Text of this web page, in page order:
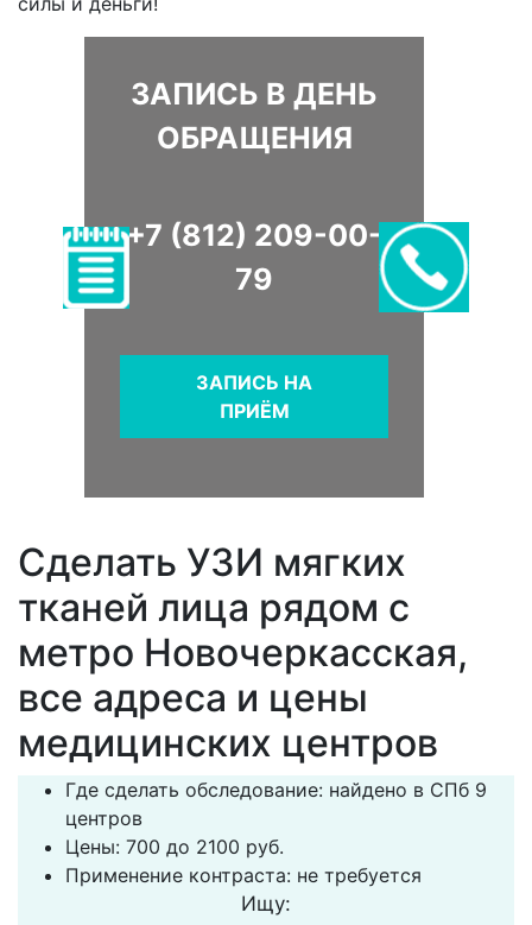
ЗАПИСЬ В ДЕНЬ
ОБРАЩЕНИЯ
+7 (812) 209-00-
79
ЗАПИСЬ НА
ПРИЁМ
Сделать УЗИ мягких
тканей лица рядом с
метро Новочеркасская,
все адреса и цены
медицинских центров
Где сделать обследование: найдено в СПб 9
центров
Цены: 700 до 2100 руб.
Применение контраста: не требуется
Ищу: